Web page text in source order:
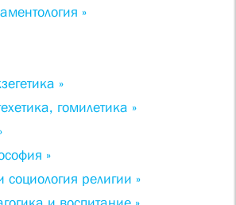
»
»
гомилетика »
»
социология религии »